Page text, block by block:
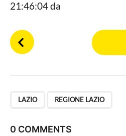
21:46:04 da
P
o
i
LAZIO REGIONE LAZIO
0 COMMENTS